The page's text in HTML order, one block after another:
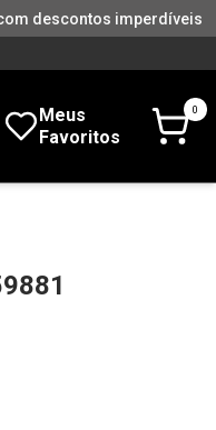
descontos imperdíveis
Meus
Favoritos
0